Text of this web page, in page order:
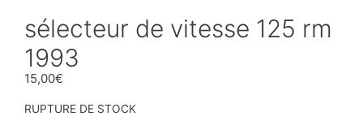
sélecteur de vitesse 125 rm
1993
15,00€
RUPTURE DE STOCK